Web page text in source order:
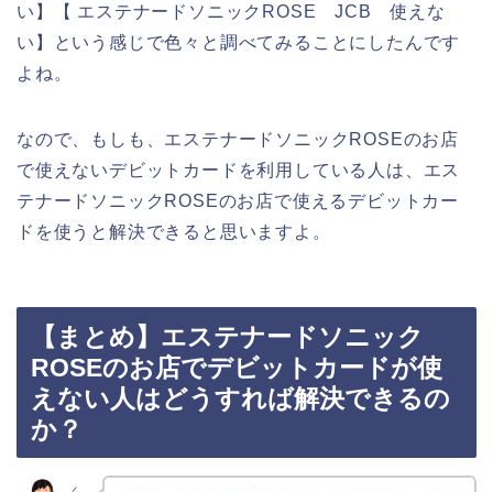
い】【 エステナードソニックROSE JCB 使えな
い】という感じで色々と調べてみることにしたんです
よね。
なので、もしも、エステナードソニックROSEのお店
で使えないデビットカードを利用している人は、エス
テナードソニックROSEのお店で使えるデビットカー
ドを使うと解決できると思いますよ。
【まとめ】エステナードソニック
ROSEのお店でデビットカードが使
えない人はどうすれば解決できるの
か？